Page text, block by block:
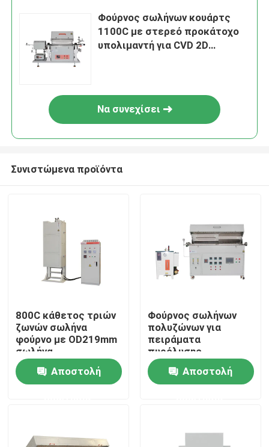
Σπίτι
Βίντεο
Φούρνος σωλήνων κουάρτς
1100C με στερεό προκάτοχο
υπολιμαντή για CVD 2D
Να συνεχίσει
Συνιστώμενα προϊόντα
800C κάθετος τριών
ζωνών σωλήνα
φούρνο με OD219mm
σωλήνα
Αποστολή
Φούρνος σωλήνων
πολυζώνων για
πειράματα
πυρόλυσης
Αποστολή